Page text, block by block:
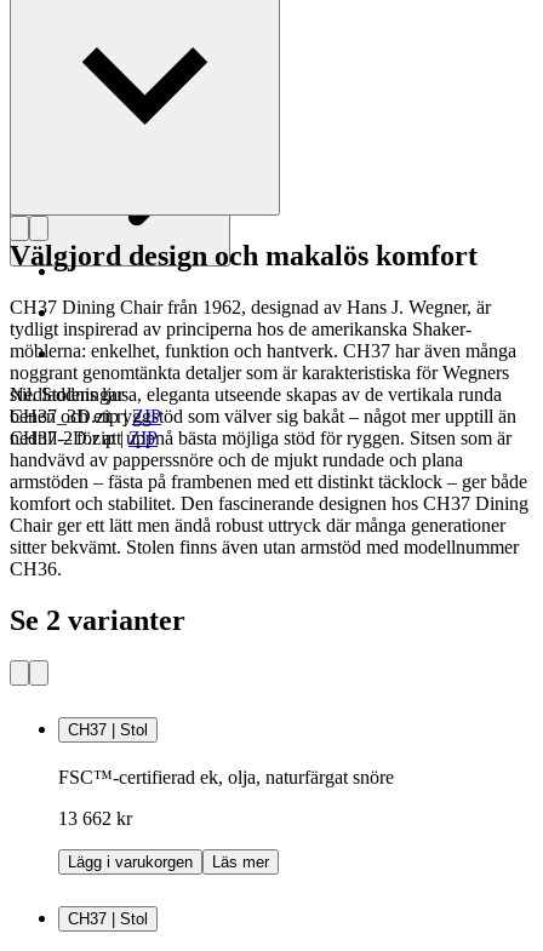
Läs mer om Hans J. Wegner
Nedladdningar
CH37_3D.zip|ZIP
CH37-2D.zip|ZIP
Välgjord design och makalös komfort
CH37 Dining Chair från 1962, designad av Hans J. Wegner, är
tydligt inspirerad av principerna hos de amerikanska Shaker-
möblerna: enkelhet, funktion och hantverk. CH37 har även många
noggrant genomtänkta detaljer som är karakteristiska för Wegners
stil. Stolens ljusa, eleganta utseende skapas av de vertikala runda
benen och ett ryggstöd som välver sig bakåt – något mer upptill än
nedtill – för att uppnå bästa möjliga stöd för ryggen. Sitsen som är
handvävd av papperssnöre och de mjukt rundade och plana
armstöden – fästa på frambenen med ett distinkt täcklock – ger både
komfort och stabilitet. Den fascinerande designen hos CH37 Dining
Chair ger ett lätt men ändå robust uttryck där många generationer
sitter bekvämt. Stolen finns även utan armstöd med modellnummer
CH36.
Se 2 varianter
CH37 | Stol
FSC™-certifierad ek, olja, naturfärgat snöre
13 662 kr
Lägg i varukorgen Läs mer
CH37 | Stol